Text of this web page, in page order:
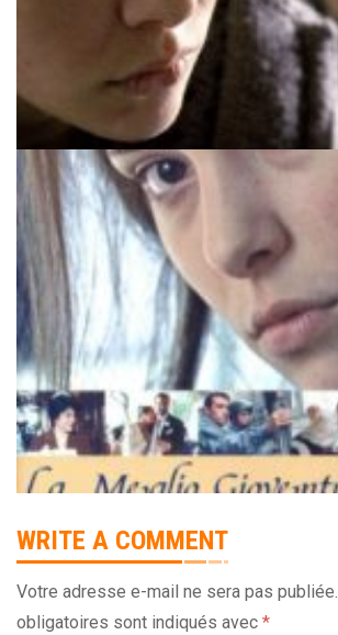
WRITE A COMMENT
Votre adresse e-mail ne sera pas publiée.
obligatoires sont indiqués avec *